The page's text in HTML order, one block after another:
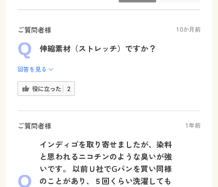
ご質問者様 10か月前
伸縮素材（ストレッチ）ですか？
回答を見る
役に立った 2
ご質問者様 1年前
インディゴを取り寄せましたが、染料
と思われるニコチンのような臭いが強
いです。 以前Ｕ社でGパンを買い同様
のことがあり、５回くらい洗濯しても